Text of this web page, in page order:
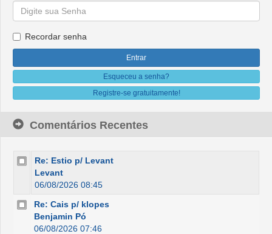
Recordar senha
Esqueceu a senha?
Registre-se gratuitamente!
Comentários Recentes
Re: Estio p/ Levant
Levant
06/08/2026 08:45
Re: Cais p/ klopes
Benjamin Pó
06/08/2026 07:46